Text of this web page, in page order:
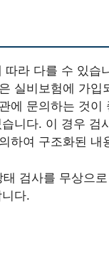
라 다를 수 있습
실비보험에 가입
에 문의하는 것
니다. 이 경우 검
하여 구조화된 내
검사를 무상으
다.